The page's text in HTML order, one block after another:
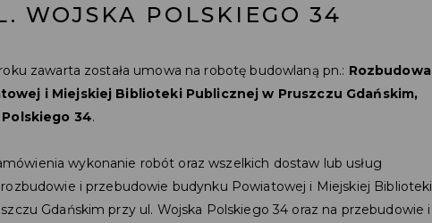
WOJSKA POLSKIEGO 34
zawarta została umowa na robotę budowlaną pn.: Rozbudowa
i Miejskiej Biblioteki Publicznej w Pruszczu Gdańskim,
34.
wykonanie robót oraz wszelkich dostaw lub usług
i przebudowie budynku Powiatowej i Miejskiej Biblioteki
Gdańskim przy ul. Wojska Polskiego 34 oraz na przebudowie i